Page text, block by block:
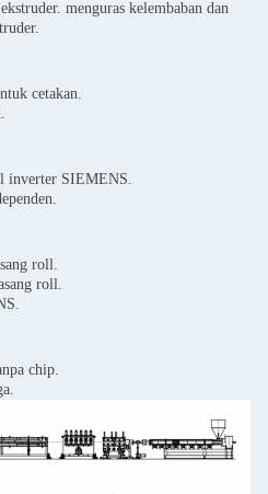
menguras kelembaban dan
cetakan.
inverter SIEMENS.
roll.
roll.
chip.